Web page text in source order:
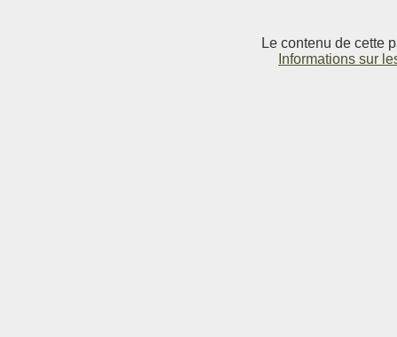
Le contenu de cette
Informations sur